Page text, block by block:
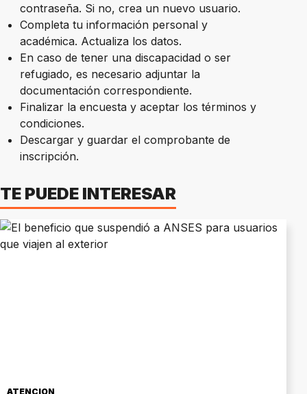
contraseña. Si no, crea un nuevo usuario.
Completa tu información personal y
académica. Actualiza los datos.
En caso de tener una discapacidad o ser
refugiado, es necesario adjuntar la
documentación correspondiente.
Finalizar la encuesta y aceptar los términos y
condiciones.
Descargar y guardar el comprobante de
inscripción.
TE PUEDE INTERESAR
ATENCIÓN